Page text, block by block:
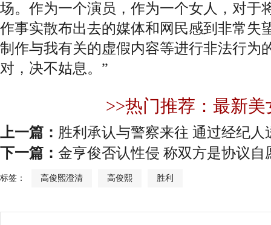
场。作为一个演员，作为一个女人，对于
作事实散布出去的媒体和网民感到非常失
制作与我有关的虚假内容等进行非法行为
对，决不姑息。”
>>热门推荐：最新美
上一篇： 胜利承认与警察来往 通过经纪人
下一篇： 金亨俊否认性侵 称双方是协议自
标签： 高俊熙澄清 高俊熙 胜利